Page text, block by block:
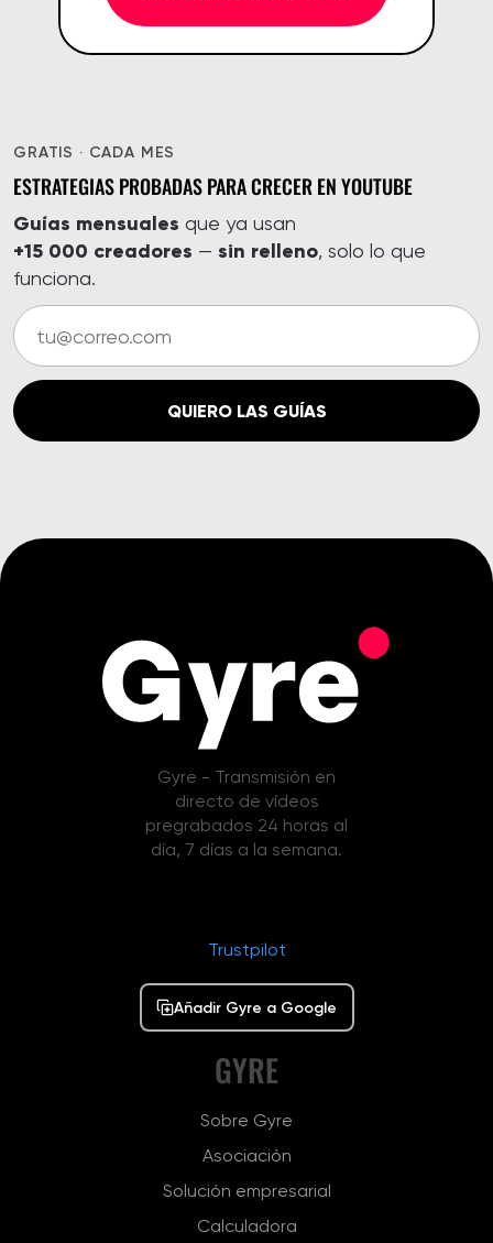
GRATIS · CADA MES
ESTRATEGIAS PROBADAS PARA CRECER EN YOUTUBE
Guías mensuales que ya usan
+15 000 creadores — sin relleno, solo lo que
funciona.
QUIERO LAS GUÍAS
Gyre - Transmisión en
directo de vídeos
pregrabados 24 horas al
día, 7 días a la semana.
Trustpilot
Añadir Gyre a Google
GYRE
Sobre Gyre
Asociación
Solución empresarial
Calculadora